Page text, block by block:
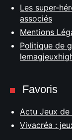
Les super-
associés
Mentions
Politique de
Favoris
Actu Jeux
Vivacréa :